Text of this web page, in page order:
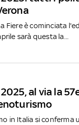
Fiere è cominciata
sarà questa la...
al via la
in Italia si